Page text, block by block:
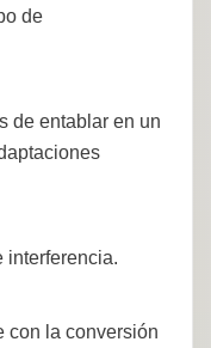
de
de entablar en un
interferencia.
con la conversión